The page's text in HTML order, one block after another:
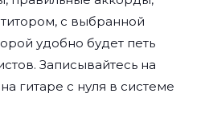
с выбранной
удобно будет петь
Записывайтесь на
гитаре с нуля в системе